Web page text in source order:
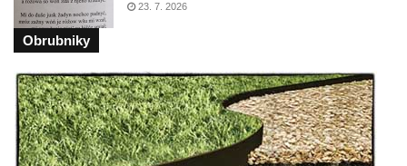
Pamětní kámen družebních obcí Kamenný
Újezd a Krauchthal v parku na Náměstí v
Kamenném Újezdě
Socha na náměstí J. V. Kamarýta ve
Velešíně
Pomník J. V. Kamarýta v Krumlovské ulici ve
Velešíně
23. 7. 2026
Obrubniky